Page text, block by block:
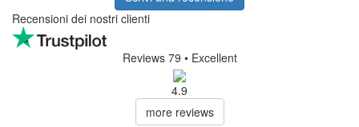
Recensioni dei nostri clienti
Reviews 79 • Excellent
4.9
more reviews